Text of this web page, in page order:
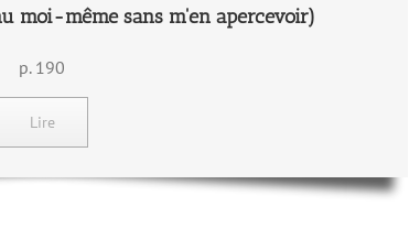
moi-même sans m'en apercevoir)
p. 190
Lire